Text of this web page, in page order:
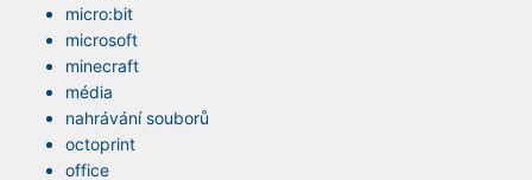
micro:bit
microsoft
minecraft
média
nahrávání souborů
octoprint
office